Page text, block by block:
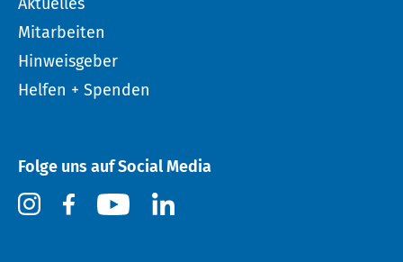
Mitarbeiten
Hinweisgeber
Helfen + Spenden
Folge uns auf Social Media